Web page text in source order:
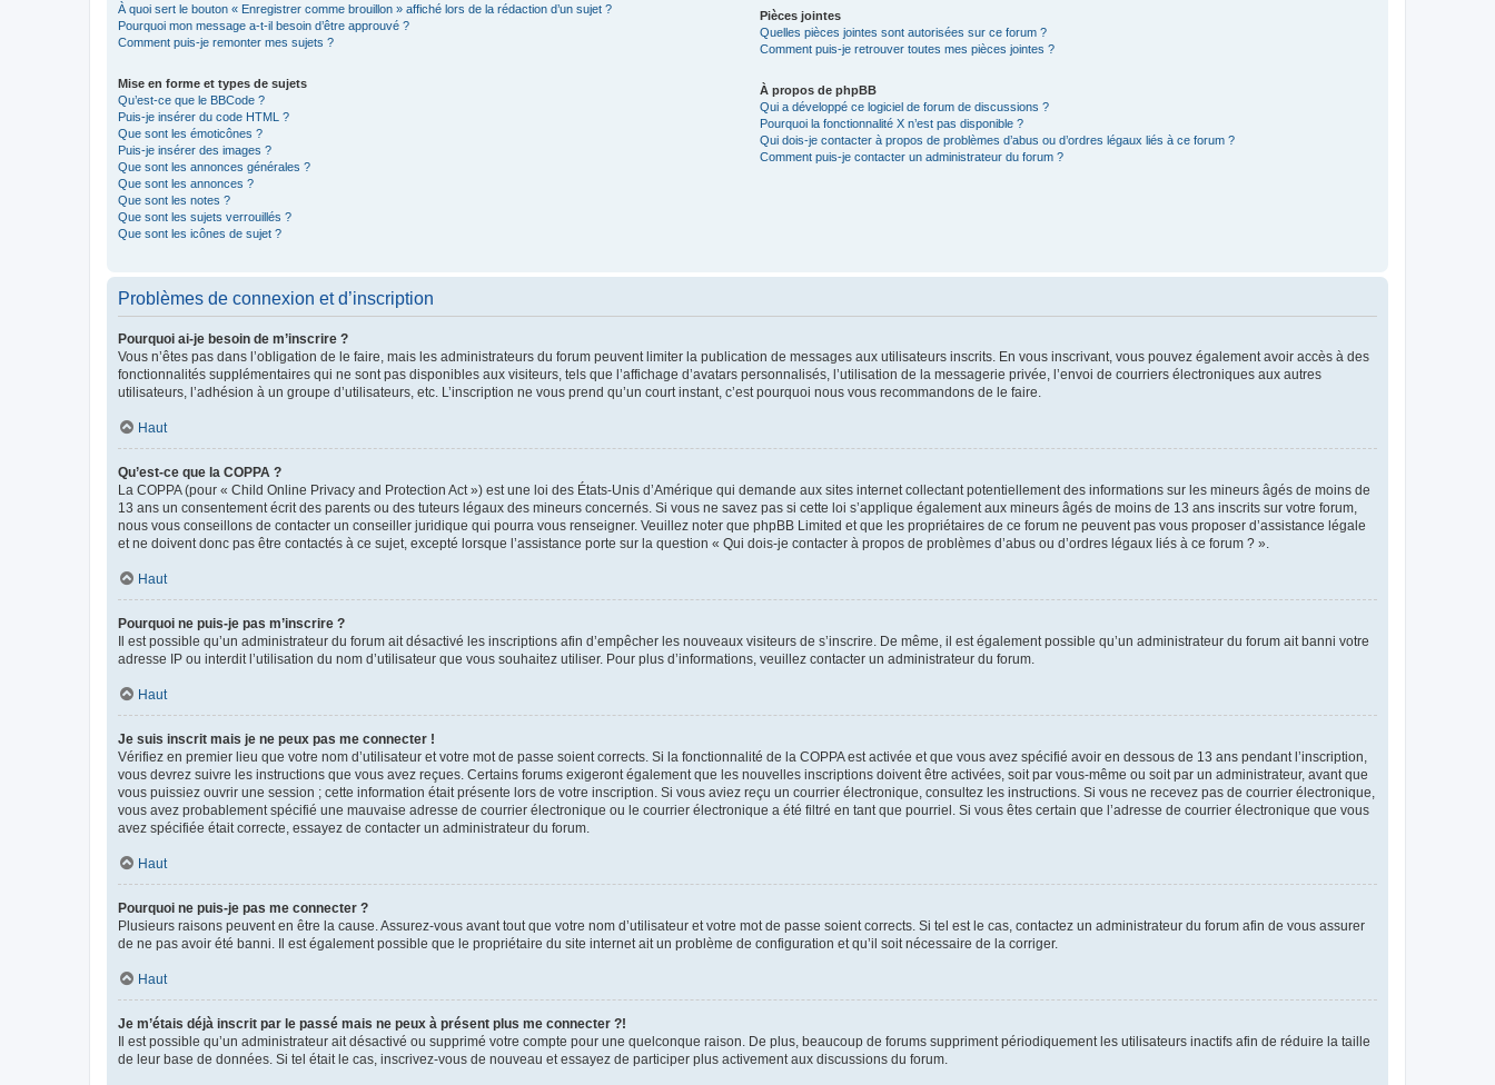
À quoi sert le bouton « Enregistrer comme brouillon » affiché lors de la rédaction d’un sujet ?
Pourquoi mon message a-t-il besoin d’être approuvé ?
Comment puis-je remonter mes sujets ?
Mise en forme et types de sujets
Qu’est-ce que le BBCode ?
Puis-je insérer du code HTML ?
Que sont les émoticônes ?
Puis-je insérer des images ?
Que sont les annonces générales ?
Que sont les annonces ?
Que sont les notes ?
Que sont les sujets verrouillés ?
Que sont les icônes de sujet ?
Pièces jointes
Quelles pièces jointes sont autorisées sur ce forum ?
Comment puis-je retrouver toutes mes pièces jointes ?
À propos de phpBB
Qui a développé ce logiciel de forum de discussions ?
Pourquoi la fonctionnalité X n’est pas disponible ?
Qui dois-je contacter à propos de problèmes d’abus ou d’ordres légaux liés à ce forum ?
Comment puis-je contacter un administrateur du forum ?
Problèmes de connexion et d’inscription
Pourquoi ai-je besoin de m’inscrire ?
Vous n’êtes pas dans l’obligation de le faire, mais les administrateurs du forum peuvent limiter la publication de messages aux utilisateurs inscrits. En vous inscrivant, vous pouvez également avoir accès à des
fonctionnalités supplémentaires qui ne sont pas disponibles aux visiteurs, tels que l’affichage d’avatars personnalisés, l’utilisation de la messagerie privée, l’envoi de courriers électroniques aux autres
utilisateurs, l’adhésion à un groupe d’utilisateurs, etc. L’inscription ne vous prend qu’un court instant, c’est pourquoi nous vous recommandons de le faire.
Haut
Qu’est-ce que la COPPA ?
La COPPA (pour « Child Online Privacy and Protection Act ») est une loi des États-Unis d’Amérique qui demande aux sites internet collectant potentiellement des informations sur les mineurs âgés de moins de
13 ans un consentement écrit des parents ou des tuteurs légaux des mineurs concernés. Si vous ne savez pas si cette loi s’applique également aux mineurs âgés de moins de 13 ans inscrits sur votre forum,
nous vous conseillons de contacter un conseiller juridique qui pourra vous renseigner. Veuillez noter que phpBB Limited et que les propriétaires de ce forum ne peuvent pas vous proposer d’assistance légale
et ne doivent donc pas être contactés à ce sujet, excepté lorsque l’assistance porte sur la question « Qui dois-je contacter à propos de problèmes d’abus ou d’ordres légaux liés à ce forum ? ».
Haut
Pourquoi ne puis-je pas m’inscrire ?
Il est possible qu’un administrateur du forum ait désactivé les inscriptions afin d’empêcher les nouveaux visiteurs de s’inscrire. De même, il est également possible qu’un administrateur du forum ait banni votre
adresse IP ou interdit l’utilisation du nom d’utilisateur que vous souhaitez utiliser. Pour plus d’informations, veuillez contacter un administrateur du forum.
Haut
Je suis inscrit mais je ne peux pas me connecter !
Vérifiez en premier lieu que votre nom d’utilisateur et votre mot de passe soient corrects. Si la fonctionnalité de la COPPA est activée et que vous avez spécifié avoir en dessous de 13 ans pendant l’inscription,
vous devrez suivre les instructions que vous avez reçues. Certains forums exigeront également que les nouvelles inscriptions doivent être activées, soit par vous-même ou soit par un administrateur, avant que
vous puissiez ouvrir une session ; cette information était présente lors de votre inscription. Si vous aviez reçu un courrier électronique, consultez les instructions. Si vous ne recevez pas de courrier électronique,
vous avez probablement spécifié une mauvaise adresse de courrier électronique ou le courrier électronique a été filtré en tant que pourriel. Si vous êtes certain que l’adresse de courrier électronique que vous
avez spécifiée était correcte, essayez de contacter un administrateur du forum.
Haut
Pourquoi ne puis-je pas me connecter ?
Plusieurs raisons peuvent en être la cause. Assurez-vous avant tout que votre nom d’utilisateur et votre mot de passe soient corrects. Si tel est le cas, contactez un administrateur du forum afin de vous assurer
de ne pas avoir été banni. Il est également possible que le propriétaire du site internet ait un problème de configuration et qu’il soit nécessaire de la corriger.
Haut
Je m’étais déjà inscrit par le passé mais ne peux à présent plus me connecter ?!
Il est possible qu’un administrateur ait désactivé ou supprimé votre compte pour une quelconque raison. De plus, beaucoup de forums suppriment périodiquement les utilisateurs inactifs afin de réduire la taille
de leur base de données. Si tel était le cas, inscrivez-vous de nouveau et essayez de participer plus activement aux discussions du forum.